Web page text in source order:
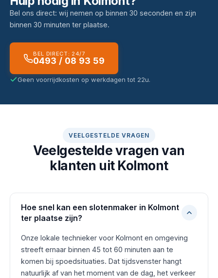
Bel ons direct: wij nemen op binnen 30 seconden en zijn
binnen 30 minuten ter plaatse.
BEL DIRECT: 24/7
0493 / 08 93 59
Geen voorrijdkosten op werkdagen tot 22u.
VEELGESTELDE VRAGEN
Veelgestelde vragen van
klanten uit Kolmont
Hoe snel kan een slotenmaker in Kolmont
ter plaatse zijn?
Onze lokale technieker voor Kolmont en omgeving
streeft ernaar binnen 45 tot 60 minuten aan te
komen bij spoedsituaties. Dat tijdsvenster hangt
natuurlijk af van het moment van de dag, het verkeer